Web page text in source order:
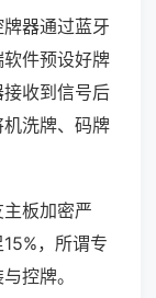
器通过蓝牙
件预设好牌
收到信号后
洗牌、码牌
板加密严
，所谓专
控牌。